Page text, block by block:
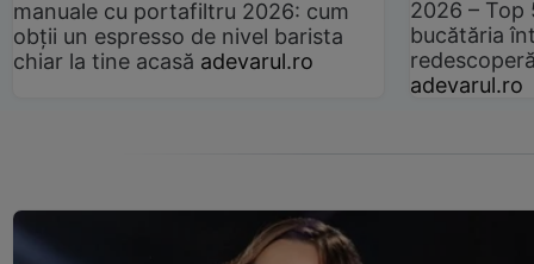
manuale cu portafiltru 2026: cum
obții un espresso de nivel barista
chiar la tine acasă adevarul.ro
2026 –
bucătăria
adevarul.ro